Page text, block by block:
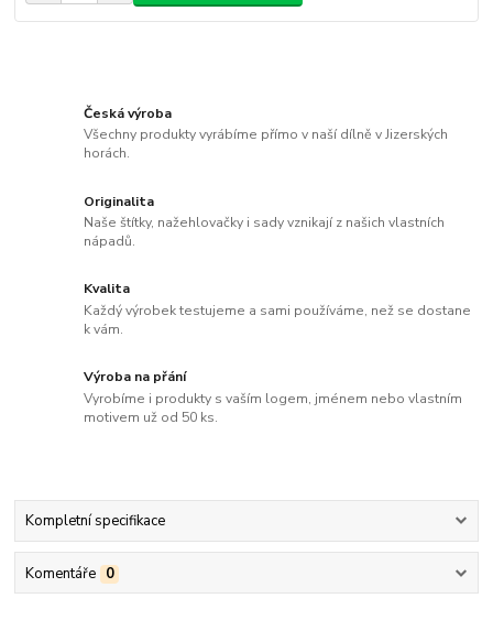
Česká výroba
Všechny produkty vyrábíme přímo v naší dílně v Jizerských
horách.
Originalita
Naše štítky, nažehlovačky i sady vznikají z našich vlastních
nápadů.
Kvalita
Každý výrobek testujeme a sami používáme, než se dostane
k vám.
Výroba na přání
Vyrobíme i produkty s vaším logem, jménem nebo vlastním
motivem už od 50 ks.
Kompletní specifikace
Komentáře 0